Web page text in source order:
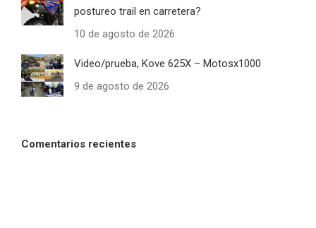
postureo trail en carretera?
10 de agosto de 2026
Video/prueba, Kove 625X – Motosx1000
9 de agosto de 2026
Comentarios recientes